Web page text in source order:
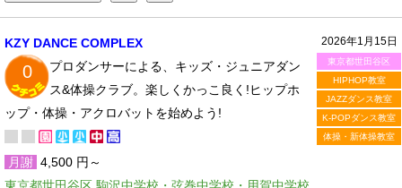
2026年1月15日
東京都世田谷区
HIPHOP教室
JAZZダンス教室
K-POPダンス教室
体操・新体操教室
KZY DANCE COMPLEX
0
プロダンサーによる、キッズ・ジュニアダン
ス&体操クラブ。楽しくかっこ良く!ヒップホ
ップ・体操・アクロバットを始めよう!
月謝 4,500 円～